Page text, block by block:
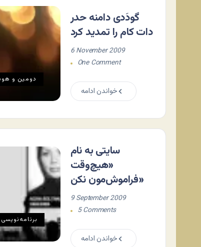
دومين و
گودَدی دامنه حدر
دات کام را تمدید کرد
6 November 2009
One Comment
خواندن ادامه
سایتی به نام
«هیچ‌وقت
فراموش‌مون نکن»
9 September 2009
5 Comments
خواندن ادامه